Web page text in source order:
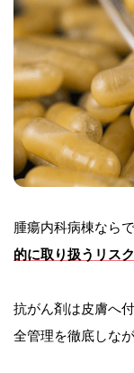
腫瘍内科病棟なら
的に取り扱うリス
抗がん剤は皮膚へ
全管理を徹底しな